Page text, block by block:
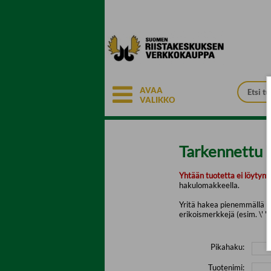
AVAA
VALIKKO
Tarkennettu
Yhtään tuotetta ei löytynyt.
hakulomakkeella.
Yritä hakea pienemmällä
erikoismerkkejä (esim. \' "
Pikahaku:
Tuotenimi: